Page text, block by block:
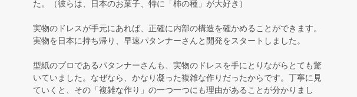
た。（彼らは、日本のお菓子、特に「柿の種」が大好き）
実物のドレスが手元にあれば、正確に内部の構造を確かめることができます。
実物を日本に持ち帰り、早速パタンナーさんと開発をスタートしました。
型紙のプロであるパタンナーさんも、実物のドレスを手にとりながらとても驚
いていました。なぜなら、かなり凝った複雑な作りだったからです。丁寧に見
ていくと、その「複雑な作り」の一つ一つにも理由があることが分かりまし